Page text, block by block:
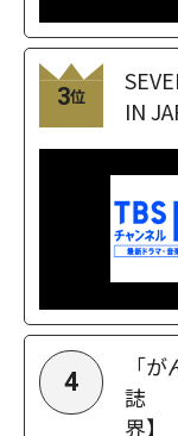
3位
IN
4
「
誌
界】